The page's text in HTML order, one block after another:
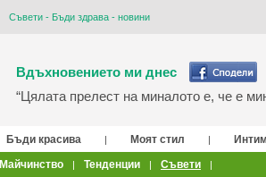
Съвети - Бъди здрава - новини
Вдъхновението ми днес
“Цялата прелест на миналото е, че е
Бъди красива | Моят стил |
Майчинство | Тенденции | Съвети |